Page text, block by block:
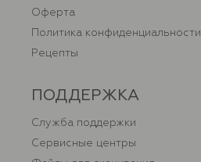
Оферта
Политика конфиденциальности
Рецепты
ПОДДЕРЖКА
Служба поддержки
Сервисные центры